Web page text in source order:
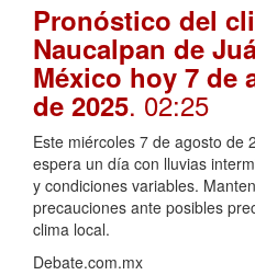
Pronóstico del
Naucalpan de
México hoy 7 de
de 2025. 02:25
Este miércoles 7 de agosto de
espera un día con lluvias
y condiciones variables.
precauciones ante posibles
clima local.
Debate.com.mx